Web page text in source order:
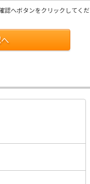
認へボタンをクリックしてくだ